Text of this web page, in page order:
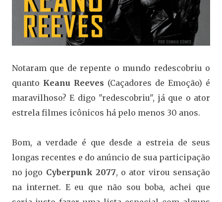
Notaram que de repente o mundo redescobriu o
quanto Keanu Reeves (Caçadores de Emoção) é
maravilhoso? E digo "redescobriu", já que o ator
estrela filmes icônicos há pelo menos 30 anos.
Bom, a verdade é que desde a estreia de seus
longas recentes e do anúncio de sua participação
no jogo Cyberpunk 2077, o ator virou sensação
na internet. E eu que não sou boba, achei que